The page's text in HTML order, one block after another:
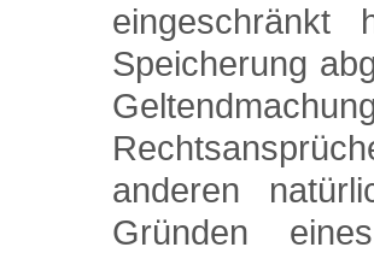
Speicherung
anderen
Gründen